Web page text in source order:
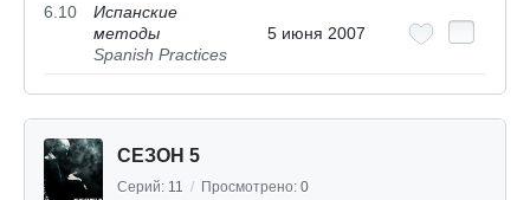
6.10
Испанские
методы
Spanish Practices
5 июня 2007
СЕЗОН 5
Серий: 11 / Просмотрено: 0